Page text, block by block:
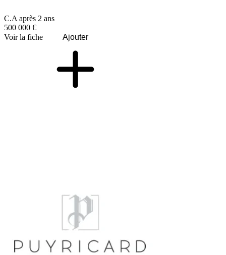
C.A après 2 ans
500 000 €
Voir la fiche
Ajouter